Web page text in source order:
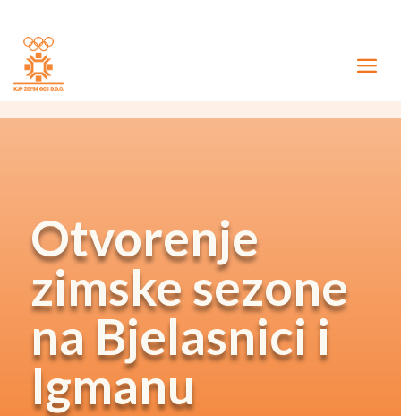
Otvorenje
zimske sezone
na Bjelasnici i
Igmanu